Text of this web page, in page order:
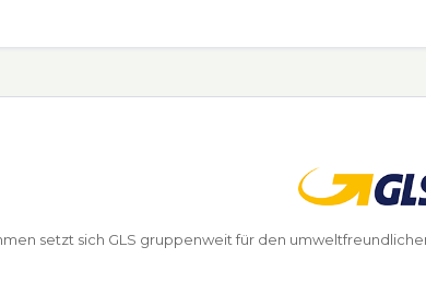
setzt sich GLS gruppenweit für den